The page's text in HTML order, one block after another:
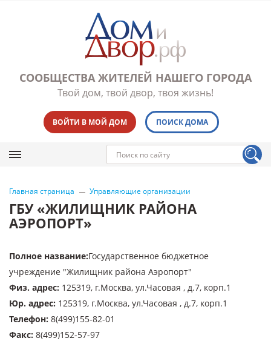
СООБЩЕСТВА ЖИТЕЛЕЙ НАШЕГО ГОРОДА
Твой дом, твой двор, твоя жизнь!
ВОЙТИ В МОЙ ДОМ ПОИСК ДОМА
Главная страница Управляющие организации
ГБУ «ЖИЛИЩНИК РАЙОНА
АЭРОПОРТ»
Полное название:Государственное бюджетное
учреждение "Жилищник района Аэропорт"
Физ. адрес: 125319, г.Москва, ул.Часовая , д.7, корп.1
Юр. адрес: 125319, г.Москва, ул.Часовая , д.7, корп.1
Телефон: 8(499)155-82-01
Факс: 8(499)152-57-97